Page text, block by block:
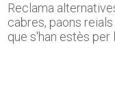
Reclama
cabres, paons
que s'han estès per